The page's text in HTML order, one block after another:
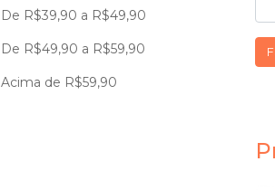
De R$39,90 a R$49,90
De R$49,90 a R$59,90
Acima de R$59,90